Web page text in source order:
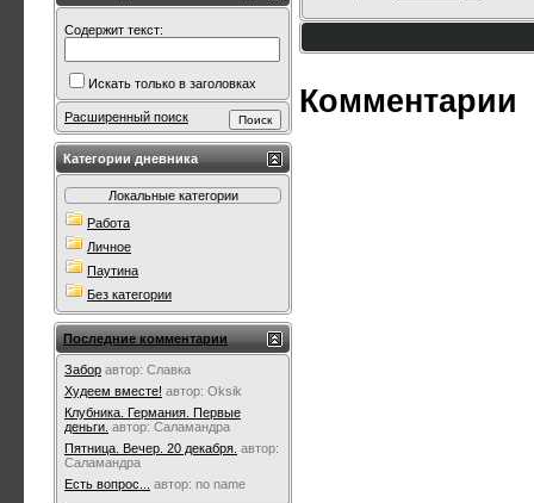
Комментарии
Содержит текст:
Искать только в заголовках
Расширенный поиск
Категории дневника
Локальные категории
Работа
Личное
Паутина
Без категории
Последние комментарии
Забор автор: Славка
Худеем вместе! автор: Oksik
Клубника. Германия. Первые
деньги. автор: Саламандра
Пятница. Вечер. 20 декабря. автор:
Саламандра
Есть вопрос...
автор: no name